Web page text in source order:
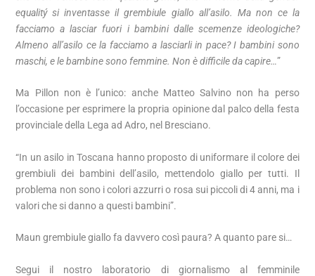
equalitý si inventasse il grembiule giallo all’asilo. Ma non ce la
facciamo a lasciar fuori i bambini dalle scemenze ideologiche?
Almeno all’asilo ce la facciamo a lasciarli in pace? I bambini sono
maschi, e le bambine sono femmine. Non è difficile da capire…”
Ma Pillon non è l’unico: anche Matteo Salvino non ha perso
l’occasione per esprimere la propria opinione dal palco della festa
provinciale della Lega ad Adro, nel Bresciano.
“In un asilo in Toscana hanno proposto di uniformare il colore dei
grembiuli dei bambini dell’asilo, mettendolo giallo per tutti. Il
problema non sono i colori azzurri o rosa sui piccoli di 4 anni, ma i
valori che si danno a questi bambini”.
Maun grembiule giallo fa davvero così paura? A quanto pare si…
Segui il nostro laboratorio di giornalismo al femminile